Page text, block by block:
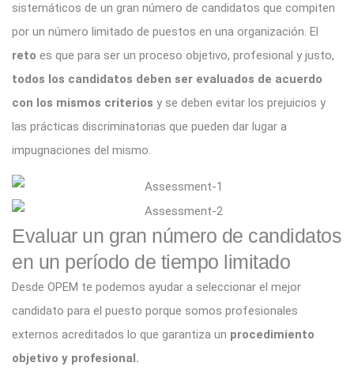
sistemáticos de un gran número de candidatos que compiten
por un número limitado de puestos en una organización. El
reto es que para ser un proceso objetivo, profesional y justo,
todos los candidatos deben ser evaluados de acuerdo
con los mismos criterios y se deben evitar los prejuicios y
las prácticas discriminatorias que pueden dar lugar a
impugnaciones del mismo.
Evaluar un gran número de candidatos
en un período de tiempo limitado
Desde OPEM te podemos ayudar a seleccionar el mejor
candidato para el puesto porque somos profesionales
externos acreditados lo que garantiza un procedimiento
objetivo y profesional.